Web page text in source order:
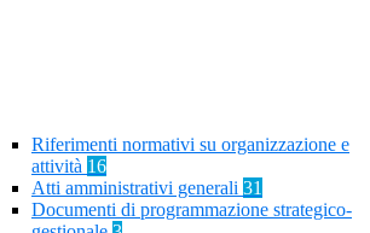
Riferimenti normativi su organizzazione e
attività 16
Atti amministrativi generali 31
Documenti di programmazione strategico-